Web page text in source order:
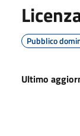
Pubblico
Ultimo